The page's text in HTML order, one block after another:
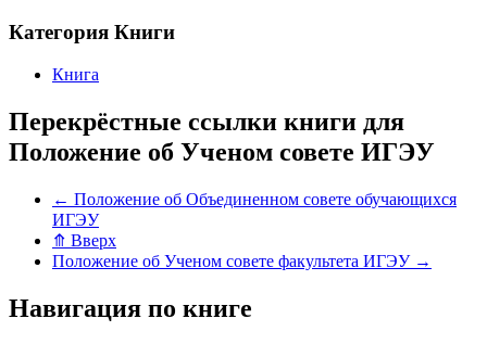
Категория Книги
Книга
Перекрёстные ссылки книги для
Положение об Ученом совете ИГЭУ
← Положение об Объединенном совете обучающихся
ИГЭУ
⤊ Вверх
Положение об Ученом совете факультета ИГЭУ →
Навигация по книге